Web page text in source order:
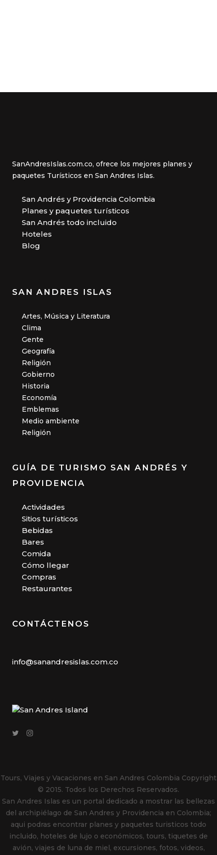
SanAndresIslas.com.co, ofrece los mejores planes y
paquetes Turísticos en San Andres Islas.
San Andrés y Providencia Colombia
Planes y paquetes turísticos
San Andrés todo incluido
Hoteles
Blog
SAN ANDRES ISLAS
Artes, Música y Literatura
Clima
Gente
Geografía
Religión
Gobierno
Historia
Economía
Emblemas
Medio ambiente
Religión
GUÍA DE TURISMO SAN ANDRÉS Y
PROVIDENCIA
Actividades
Sitios turísticos
Bebidas
Bares
Comida
Cómo llegar
Compras
Restaurantes
CONTÁCTENOS
info@sanandresislas.com.co
Tours, Viajes y Vacaciones en San Andres Colombia Copyright
© 2015. Todos los Derechos Reservados.
San Andres Islas es un portal dedicado a mostrar las bellezas
del archipiélago de San Andres y Providencia en Colombia;
aqui podras encontrar planes y paquetes turisticos todo
incluido, hoteles de lujo o económicos, tours, tiquetes de
avión, viajes de luna de miel, excursiones, fotos, videos,